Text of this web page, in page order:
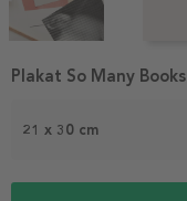
1
21 x 30 cm
Plakat So Many Books